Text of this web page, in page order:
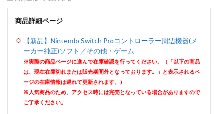
商品詳細ページ
【新品】Nintendo Switch Proコントローラー周辺機器(メ
ーカー純正)ソフト／その他・ゲーム
※実際の商品ページに進んで在庫確認を行ってください。（「以下の商品
は、現在在庫切れまたは販売期間外となっております。」と表示されるペ
ージの在庫情報は遅れて更新されます。）
※人気商品のため、アクセス時には完売となっている場合がありますので
ご了承ください。